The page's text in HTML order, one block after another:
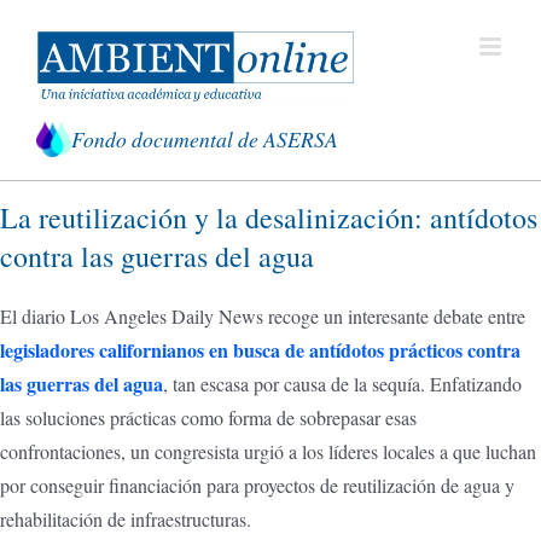
contenido
Fondo documental de ASERSA
La reutilización y la desalinización: antídotos
contra las guerras del agua
El diario Los Angeles Daily News recoge un interesante debate entre
legisladores californianos en busca de antídotos prácticos contra
las guerras del agua, tan escasa por causa de la sequía. Enfatizando
las soluciones prácticas como forma de sobrepasar esas
confrontaciones, un congresista urgió a los líderes locales a que luchan
por conseguir financiación para proyectos de reutilización de agua y
rehabilitación de infraestructuras.